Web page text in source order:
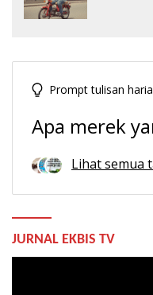
Prompt tulisan
Apa merek
Lihat semua
JURNAL EKBIS TV